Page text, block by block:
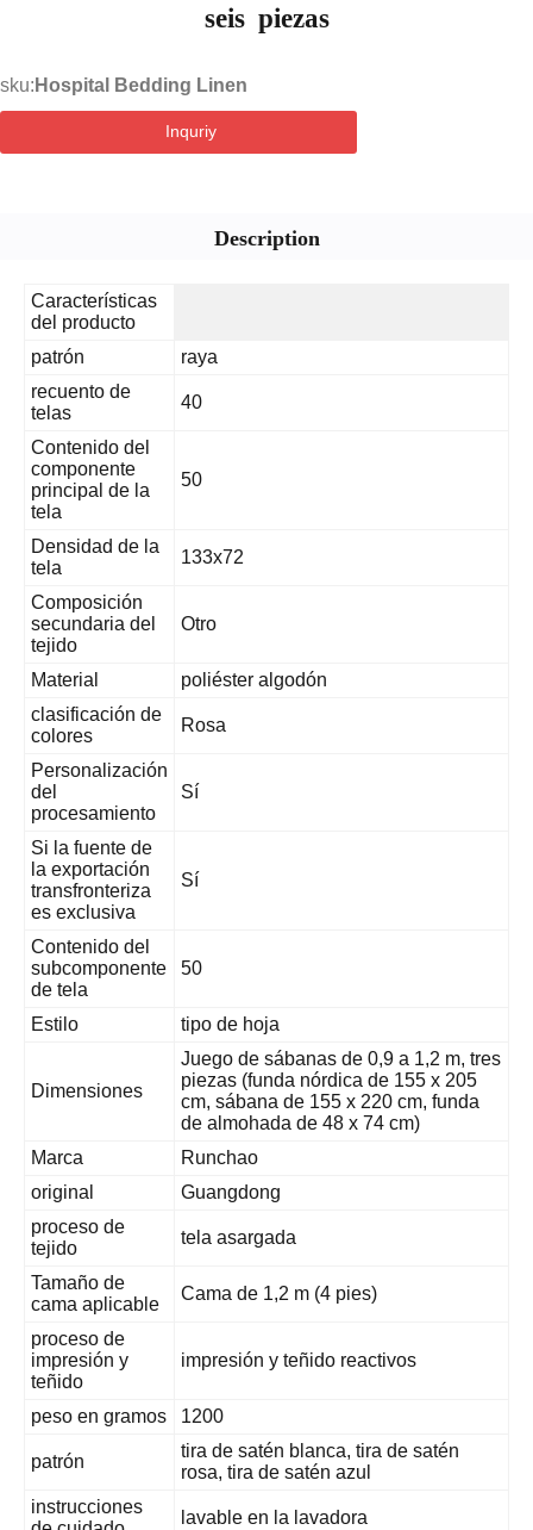
seis piezas
sku: Hospital Bedding Linen
Inquriy
Description
Características
del producto
patrón
raya
recuento de
telas
40
Contenido del
componente
principal de la
tela
50
Densidad de la
tela
133x72
Composición
secundaria del
tejido
Otro
Material
poliéster algodón
clasificación de
colores
Rosa
Personalización
del
procesamiento
Sí
Si la fuente de
la exportación
transfronteriza
es exclusiva
Sí
Contenido del
subcomponente
de tela
50
Estilo tipo de hoja
Dimensiones
Juego de sábanas de 0,9 a 1,2 m, tres
piezas (funda nórdica de 155 x 205
cm, sábana de 155 x 220 cm, funda
de almohada de 48 x 74 cm)
Marca
Runchao
original
Guangdong
proceso de
tejido
tela asargada
Tamaño de
cama aplicable
Cama de 1,2 m (4 pies)
proceso de
impresión y
teñido
impresión y teñido reactivos
peso en gramos 1200
patrón
tira de satén blanca, tira de satén
rosa, tira de satén azul
instrucciones
lavable en la lavadora